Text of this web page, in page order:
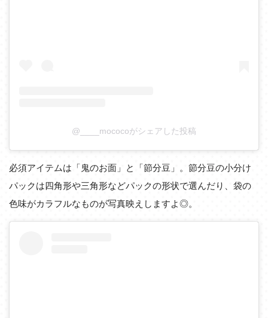
@____mococoがシェアした投稿
必須アイテムは「鬼のお面」と「節分豆」。節分豆の小分け
パックは四角形や三角形などパックの形状で選んだり、袋の
色味がカラフルなものが写真映えしますよ◎。